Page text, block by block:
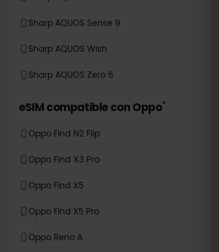
Sharp AQUOS Sense 9
Sharp AQUOS Wish
Sharp AQUOS Zero 6
eSIM compatible conOppo*
Oppo Find N2 Flip
Oppo Find X3 Pro
Oppo Find X5
Oppo Find X5 Pro
Oppo Reno A